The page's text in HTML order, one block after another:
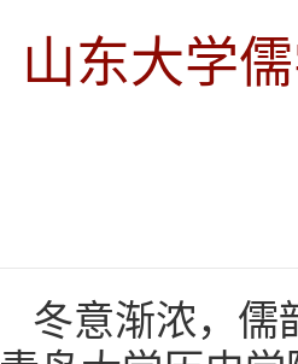
山东大学
冬意渐浓，儒